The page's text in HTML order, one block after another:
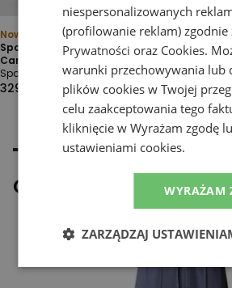
Nowość
Spodnie damskie New Balance
Cargo WP53504BK - czarne
Spodnie
329,99 zł
Reaxion
329,99
Ostatnio oglądane
niespersonalizowanych
(profilowanie reklam) zgodnie
Prywatności oraz Cookies.
warunki przechowywania lub
plików cookies w Twojej
celu zaakceptowania tego
kliknięcie w Wyrażam zgodę
ustawieniami cookies.
WYRAŻAM
ZARZĄDZAJ